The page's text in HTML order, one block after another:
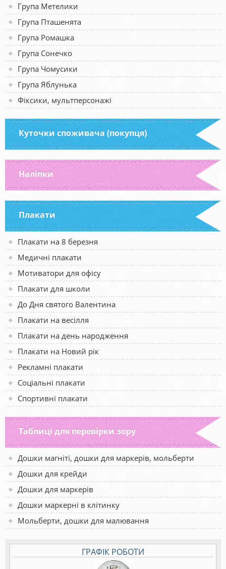
Група Метелики
Група Пташенята
Група Ромашка
Група Сонечко
Група Чомусики
Група Яблунька
Фіксики, мультперсонажі
Куточки споживача (покупця)
Наліпки
Плакати
Плакати на 8 березня
Медичні плакати
Мотиватори для офісу
Плакати для школи
До Дня святого Валентина
Плакати на весілля
Плакати на день народження
Плакати на Новий рік
Рекламні плакати
Соціальні плакати
Спортивні плакати
Таблиці для перевірки зору
Дошки магніті, дошки для маркерів, мольберти
Дошки для крейди
Дошки для маркерів
Дошки маркерні в клітинку
Мольберти, дошки для малювання
ГРАФІК РОБОТИ